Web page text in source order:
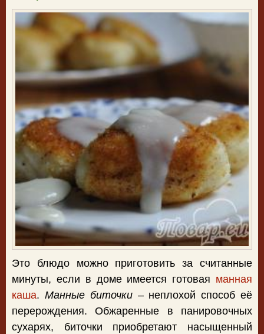
Это блюдо можно приготовить за считанные
минуты, если в доме имеется готовая манная
каша. Манные биточки– неплохой способ её
перерождения. Обжаренные в панировочных
сухарях, биточки приобретают насыщенный